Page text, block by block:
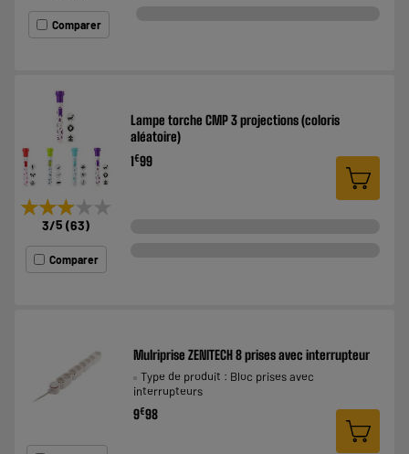
Comparer
★★★★★
★★★★★
3/5 (63)
Comparer
Lampe torche CMP 3 projections (coloris
aléatoire)
1€99
Mulriprise ZENITECH 8 prises avec interrupteur
Type de produit : Bloc prises avec
interrupteurs
9€98